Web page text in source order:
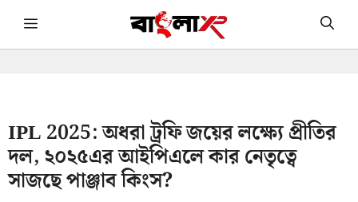
Skip Menu
IPL 2025: অধরা ট্রফি জয়ের লক্ষ্যে প্রীতির
দল, ২০২৫এর আইপিএলে কার নেতৃত্বে
সাজছে পাঞ্জাব কিংস?